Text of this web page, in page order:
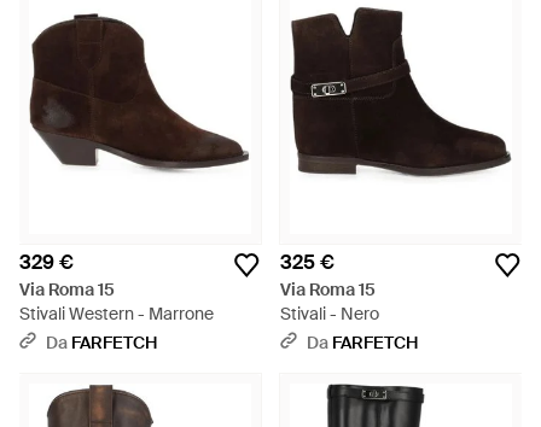
329 €
Via Roma 15
Stivali Western - Marrone
Da FARFETCH
325 €
Via Roma 15
Stivali - Nero
Da FARFETCH